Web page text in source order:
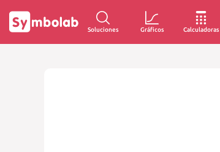
Soluciones Gráficos Calculadoras